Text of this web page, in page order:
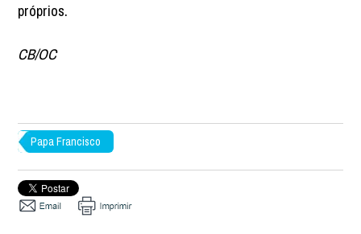
próprios.
CB/OC
Papa Francisco